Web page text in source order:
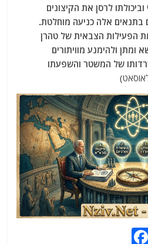
לרסן את הקיצונים
אלה כניעה מוחלטת.
הפעילות הצבאית של טהרן
ולהימנע מוויתורים
של המשטר והשפעתו